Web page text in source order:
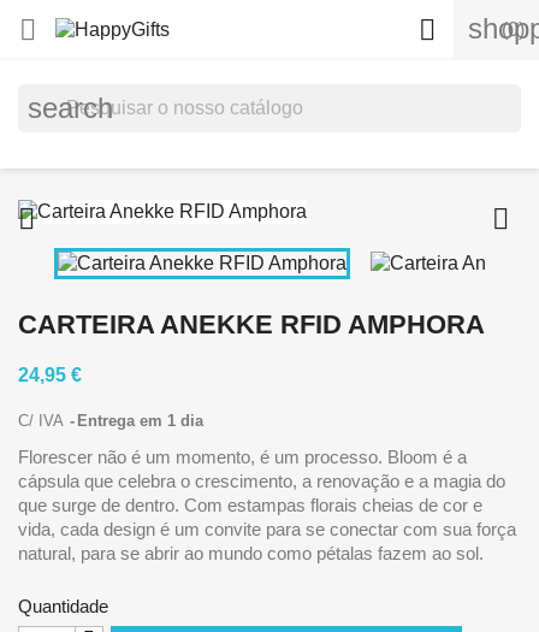
 (0)

search
 
CARTEIRA ANEKKE RFID AMPHORA
24,95 €
C/ IVA Entrega em 1 dia
Florescer não é um momento, é um processo. Bloom é a
cápsula que celebra o crescimento, a renovação e a magia do
que surge de dentro. Com estampas florais cheias de cor e
vida, cada design é um convite para se conectar com sua força
natural, para se abrir ao mundo como pétalas fazem ao sol.
Quantidade